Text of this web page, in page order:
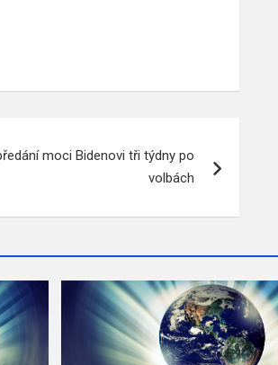
moci Bidenovi tři týdny po
volbách